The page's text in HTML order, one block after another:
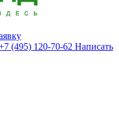
(495) 120-70-62 Написать